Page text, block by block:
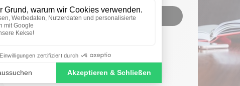
SIGN ME UP!